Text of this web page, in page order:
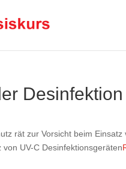
rät zur Vorsicht beim
UV-C Desinfektionsgeräten